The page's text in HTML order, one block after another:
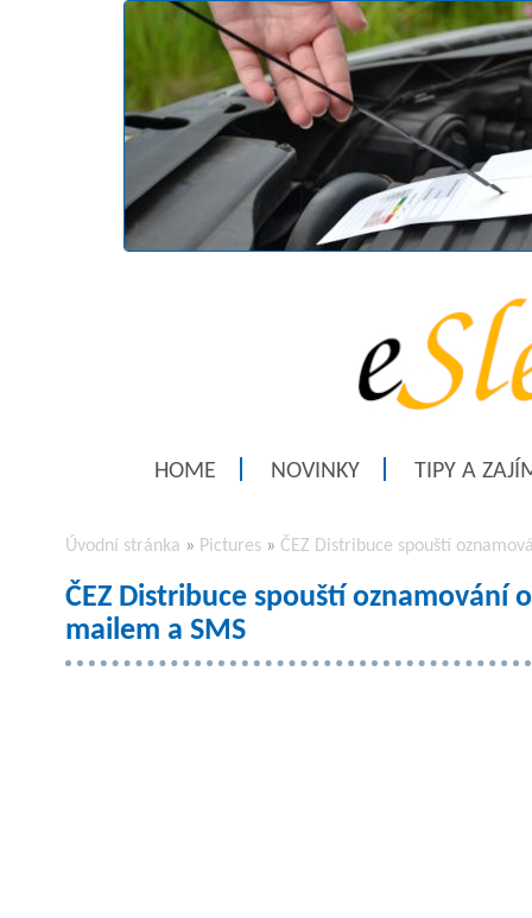
HOME NOVINKY TIPY A
Úvodní stránka » Pictures » ČEZ Distribuce spouští
ČEZ Distribuce spouští oznamování
mailem a SMS